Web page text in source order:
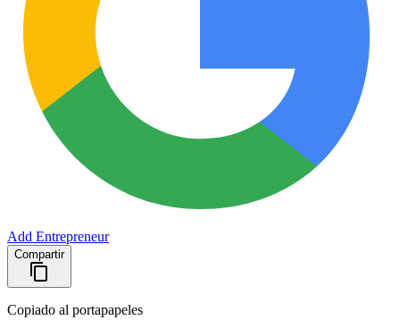
Add Entrepreneur
Compartir
Copiado al portapapeles